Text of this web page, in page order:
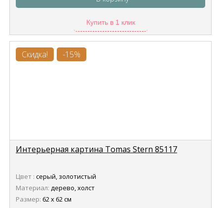
Купить в 1 клик
Скидка! -15%
Интерьерная картина Tomas Stern 85117
Цвет : серый, золотистый
Материал: дерево, холст
Размер: 62 х 62 см